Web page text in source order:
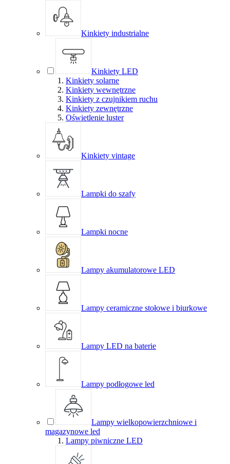
Kinkiety industrialne
Kinkiety LED
Kinkiety solarne
Kinkiety wewnętrzne
Kinkiety z czujnikiem ruchu
Kinkiety zewnętrzne
Oświetlenie luster
Kinkiety vintage
Lampki do szafy
Lampki nocne
Lampy akumulatorowe LED
Lampy ceramiczne stołowe i biurkowe
Lampy LED na baterie
Lampy podłogowe led
Lampy wielkopowierzchniowe i
magazynowe led
Lampy piwniczne LED